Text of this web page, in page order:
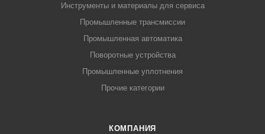
Инструменты и материалы для сервиса
Промышленные трансмиссии
Промышленная автоматика
Поворотные устройства
Промышленные уплотнения
Прочие категории
КОМПАНИЯ